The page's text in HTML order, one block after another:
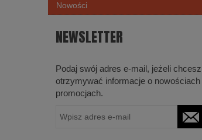
Nowości
NEWSLETTER
Podaj swój adres e-mail, jeżeli chcesz
otrzymywać informacje o nowościach
promocjach.